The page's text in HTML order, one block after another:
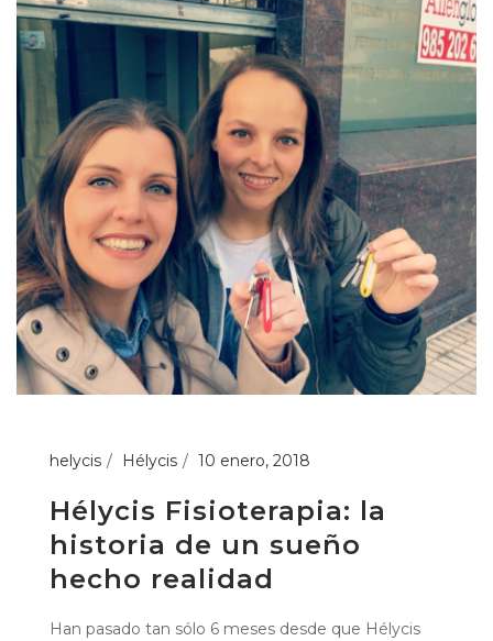
helycis Hélycis 10 enero, 2018
Hélycis Fisioterapia: la
historia de un sueño
hecho realidad
Han pasado tan sólo 6 meses desde que Hélycis